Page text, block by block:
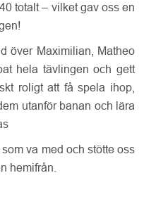
totalt – vilket gav oss en
över Maximilian, Matheo
hela tävlingen och gett
roligt att få spela ihop,
utanför banan och lära
va med och stötte oss
hemifrån.